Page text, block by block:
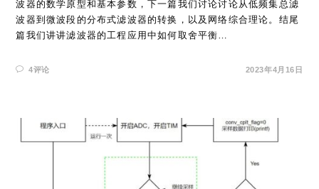
波器的数学原型和基本参数，下一篇我们讨论讨论从低频集总滤
波器到微波段的分布式滤波器的转换，以及网络综合理论。结尾
篇我们讲讲滤波器的工程应用中如何取舍平衡…
4评论 2023年4月16日